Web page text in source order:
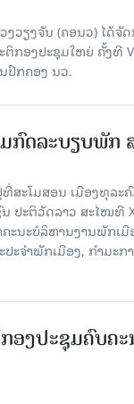
ງວຽງຈັນ (ຄອນວ) ໄດ້
ກອງປະຊຸມໃຫຍ່ ຄັ້ງທີ
ປົກຄອງ ນວ.
ກົດລະບຽບພັ
ສະໂມສອນ ເມືອງທຸລະ
ປະຕິວັດລາວ ສະໄໝທີ
ະນະບໍລິຫານງານພັກເ
ປະຈຳພັກເມືອງ, ກຳມະ
ງປະຊຸມຄົບຄ